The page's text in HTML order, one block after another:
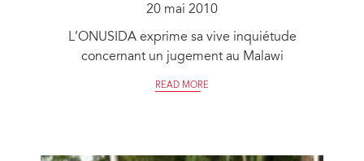
20 mai 2010
L’ONUSIDA exprime sa vive inquiétude
concernant un jugement au Malawi
READ MORE